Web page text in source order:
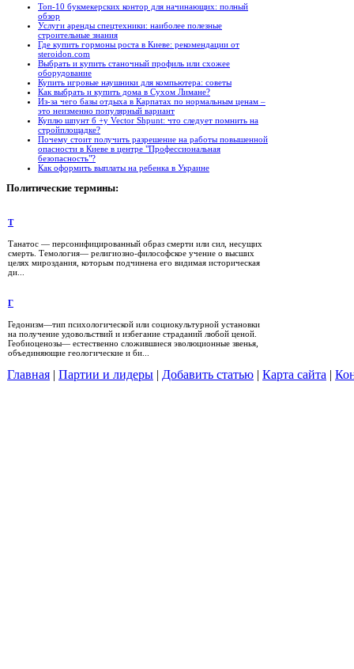
Топ-10 букмекерских контор для начинающих: полный
обзор
Услуги аренды спецтехники: наиболее полезные
строительные знания
Где купить гормоны роста в Киеве: рекомендации от
steroidon.com
Выбрать и купить станочный профиль или схожее
оборудование
Купить игровые наушники для компьютера: советы
Как выбрать и купить дома в Сухом Лимане?
Из-за чего базы отдыха в Карпатах по нормальным ценам –
это неизменно популярный вариант
Куплю шпунт б +у Vector Shpunt: что следует помнить на
стройплощадке?
Почему стоит получить разрешение на работы повышенной
опасности в Киеве в центре "Профессиональная
безопасность"?
Как оформить выплаты на ребенка в Украине
Политические термины:
Т
Танатос — персонифицированный образ смерти или сил, несущих
смерть. Темология— религиозно-философское учение о высших
целях мироздания, которым подчинена его видимая историческая
ди...
Г
Гедонизм—тип психологической или социокультурной установки
на получение удовольствий и избегание страданий любой ценой.
Геобиоценозы— естественно сложившиеся эволюционные звенья,
объединяющие геологические и би...
Главная | Партии и лидеры | Добавить статью | Карта сайта |